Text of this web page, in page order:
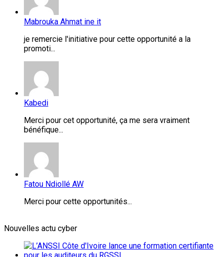
Mabrouka Ahmat ine it
je remercie l'initiative pour cette opportunité a la
promoti...
Kabedi
Merci pour cet opportunité, ça me sera vraiment
bénéfique...
Fatou Ndiollé AW
Merci pour cette opportunités...
Nouvelles actu cyber